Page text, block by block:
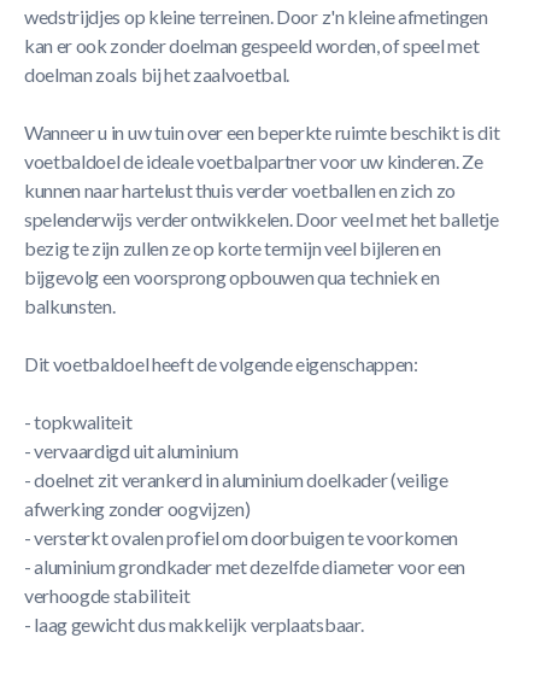
wedstrijdjes op kleine terreinen. Door z'n kleine afmetingen
kan er ook zonder doelman gespeeld worden, of speel met
doelman zoals bij het zaalvoetbal.
Wanneer u in uw tuin over een beperkte ruimte beschikt is dit
voetbaldoel de ideale voetbalpartner voor uw kinderen. Ze
kunnen naar hartelust thuis verder voetballen en zich zo
spelenderwijs verder ontwikkelen. Door veel met het balletje
bezig te zijn zullen ze op korte termijn veel bijleren en
bijgevolg een voorsprong opbouwen qua techniek en
balkunsten.
Dit voetbaldoel heeft de volgende eigenschappen:
- topkwaliteit
- vervaardigd uit aluminium
- doelnet zit verankerd in aluminium doelkader (veilige
afwerking zonder oogvijzen)
- versterkt ovalen profiel om doorbuigen te voorkomen
- aluminium grondkader met dezelfde diameter voor een
verhoogde stabiliteit
- laag gewicht dus makkelijk verplaatsbaar.